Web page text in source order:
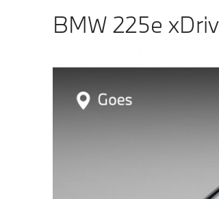
BMW 225e